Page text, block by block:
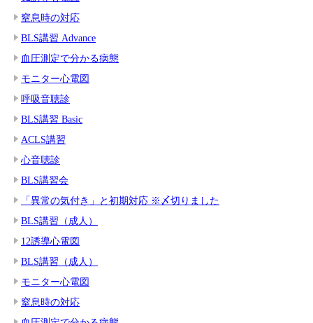
窒息時の対応
BLS講習 Advance
血圧測定で分かる病態
モニター心電図
呼吸音聴診
BLS講習 Basic
ACLS講習
心音聴診
BLS講習会
「異常の気付き」と初期対応 ※〆切りました
BLS講習（成人）
12誘導心電図
BLS講習（成人）
モニター心電図
窒息時の対応